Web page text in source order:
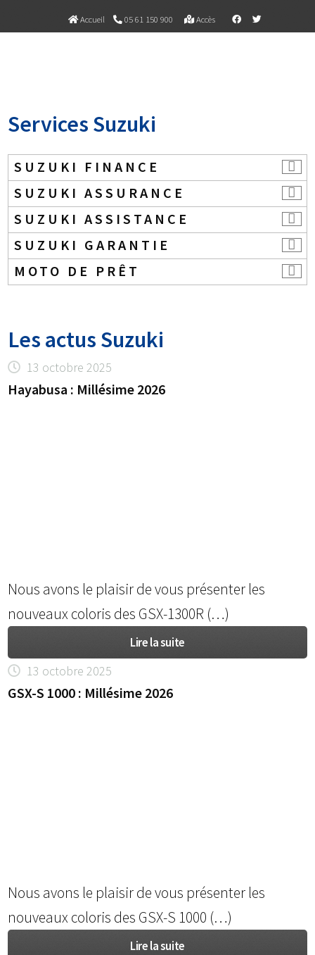
Accueil 05 61 150 900 Accès
Services Suzuki
SUZUKI FINANCE
SUZUKI ASSURANCE
SUZUKI ASSISTANCE
SUZUKI GARANTIE
MOTO DE PRÊT
Les actus Suzuki
13 octobre 2025
Hayabusa : Millésime 2026
Nous avons le plaisir de vous présenter les
nouveaux coloris des GSX-1300R (…)
Lire la suite
13 octobre 2025
GSX-S 1000 : Millésime 2026
Nous avons le plaisir de vous présenter les
nouveaux coloris des GSX-S 1000 (…)
Lire la suite